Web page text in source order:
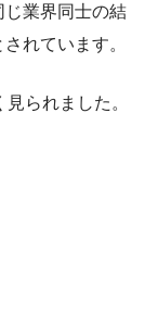
業界同士の結
れています。
られました。